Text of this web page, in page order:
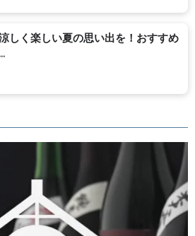
しく楽しい夏の思い出を！おすすめ